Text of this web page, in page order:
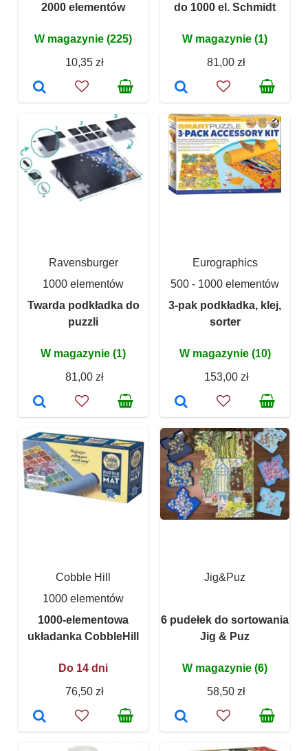
2000 elementów
W magazynie (225)
10,35 zł
do 1000 el. Schmidt
W magazynie (1)
81,00 zł
Ravensburger
1000 elementów
Twarda podkładka do
puzzli
W magazynie (1)
81,00 zł
Eurographics
500 - 1000 elementów
3-pak podkładka, klej,
sorter
W magazynie (10)
153,00 zł
Cobble Hill
1000 elementów
1000-elementowa
układanka CobbleHill
Do 14 dni
76,50 zł
Jig&Puz
6 pudełek do sortowania
Jig & Puz
W magazynie (6)
58,50 zł